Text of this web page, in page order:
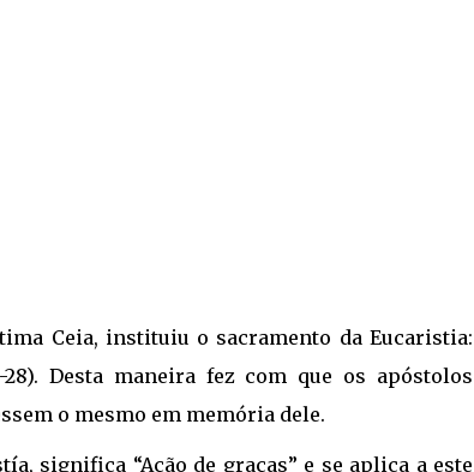
Ceia, instituiu o sacramento da Eucaristia:
Desta maneira fez com que os apóstolos
o mesmo em memória dele.
significa “Ação de graças” e se aplica a este